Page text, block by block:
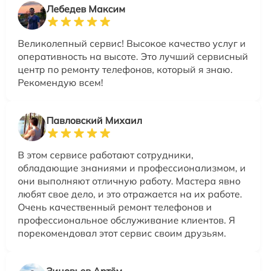
Лебедев Максим
Великолепный сервис! Высокое качество услуг и
оперативность на высоте. Это лучший сервисный
центр по ремонту телефонов, который я знаю.
Рекомендую всем!
Павловский Михаил
В этом сервисе работают сотрудники,
обладающие знаниями и профессионализмом, и
они выполняют отличную работу. Мастера явно
любят свое дело, и это отражается на их работе.
Очень качественный ремонт телефонов и
профессиональное обслуживание клиентов. Я
порекомендовал этот сервис своим друзьям.